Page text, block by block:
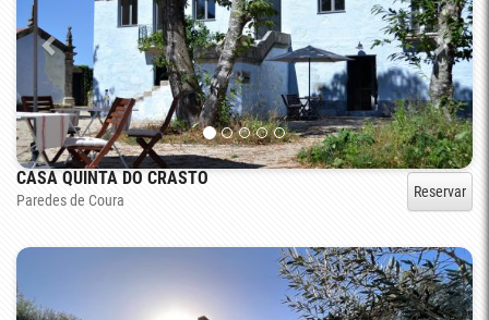
CASA QUINTA DO CRASTO
Paredes de Coura Reservar